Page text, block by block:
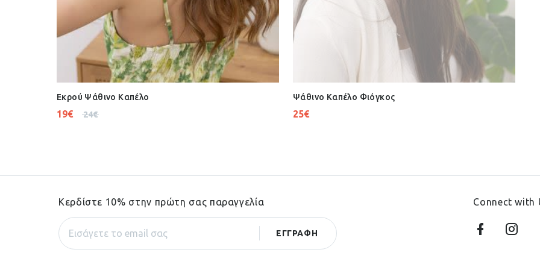
Εκρού Ψάθινο Καπέλο
24€
19€
Ψάθινο Καπέλο Φιόγκος
25€
Κερδίστε 10% στην πρώτη σας παραγγελία Connect with